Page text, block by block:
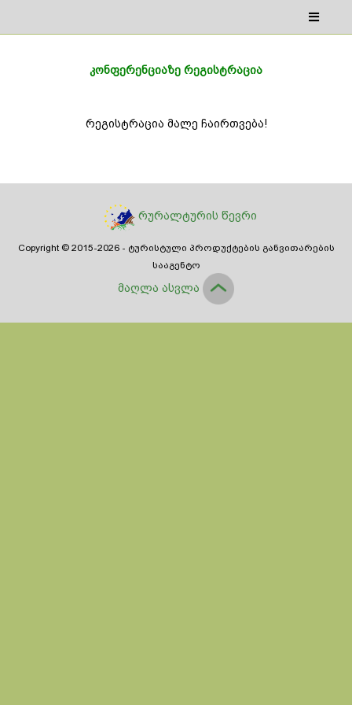
კონფერენციაზე რეგისტრაცია
რეგისტრაცია მალე ჩაირთვება!
რურალტურის წევრი
Copyright © 2015-2026 - ტურისტული პროდუქტების განვითარების
სააგენტო
მაღლა ასვლა